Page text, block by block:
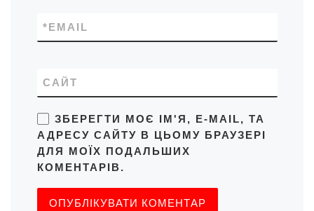
EMAIL
*
САЙТ
ЗБЕРЕГТИ МОЄ ІМ'Я, E-MAIL, ТА
АДРЕСУ САЙТУ В ЦЬОМУ БРАУЗЕРІ
ДЛЯ МОЇХ ПОДАЛЬШИХ
КОМЕНТАРІВ.